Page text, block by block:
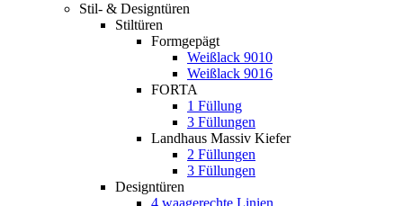
Stil- & Designtüren
Stiltüren
Formgepägt
Weißlack 9010
Weißlack 9016
FORTA
1 Füllung
3 Füllungen
Landhaus Massiv Kiefer
2 Füllungen
3 Füllungen
Designtüren
4 waagerechte Linien